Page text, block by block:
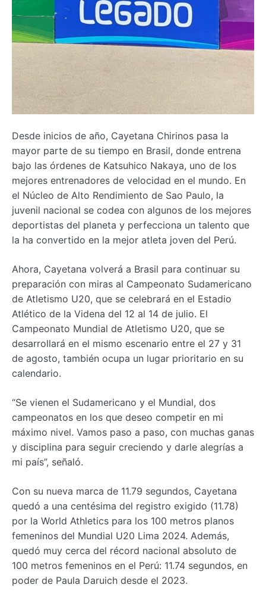
Desde inicios de año, Cayetana Chirinos pasa la
mayor parte de su tiempo en Brasil, donde entrena
bajo las órdenes de Katsuhico Nakaya, uno de los
mejores entrenadores de velocidad en el mundo. En
el Núcleo de Alto Rendimiento de Sao Paulo, la
juvenil nacional se codea con algunos de los mejores
deportistas del planeta y perfecciona un talento que
la ha convertido en la mejor atleta joven del Perú.
Ahora, Cayetana volverá a Brasil para continuar su
preparación con miras al Campeonato Sudamericano
de Atletismo U20, que se celebrará en el Estadio
Atlético de la Videna del 12 al 14 de julio. El
Campeonato Mundial de Atletismo U20, que se
desarrollará en el mismo escenario entre el 27 y 31
de agosto, también ocupa un lugar prioritario en su
calendario.
“Se vienen el Sudamericano y el Mundial, dos
campeonatos en los que deseo competir en mi
máximo nivel. Vamos paso a paso, con muchas ganas
y disciplina para seguir creciendo y darle alegrías a
mi país”, señaló.
Con su nueva marca de 11.79 segundos, Cayetana
quedó a una centésima del registro exigido (11.78)
por la World Athletics para los 100 metros planos
femeninos del Mundial U20 Lima 2024. Además,
quedó muy cerca del récord nacional absoluto de
100 metros femeninos en el Perú: 11.74 segundos, en
poder de Paula Daruich desde el 2023.